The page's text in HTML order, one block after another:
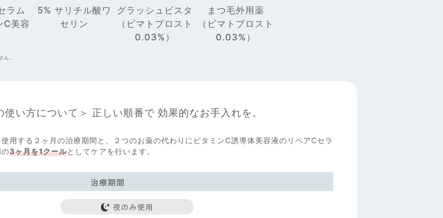
ラム
C美容
5% サリチル酸ワ
セリン
グラッシュビスタ
（ビマトプロスト
0.03%）
まつ毛外用薬
（ビマトプロスト
0.03%）
ん。
使い方について＞ 正しい順番で効果的なお手入れを。
用する２ヶ月の治療期間と、２つのお薬の代わりにビタミンC誘導体美容液のリペアCセラ
3ヶ月を1クールとしてケアを行います。